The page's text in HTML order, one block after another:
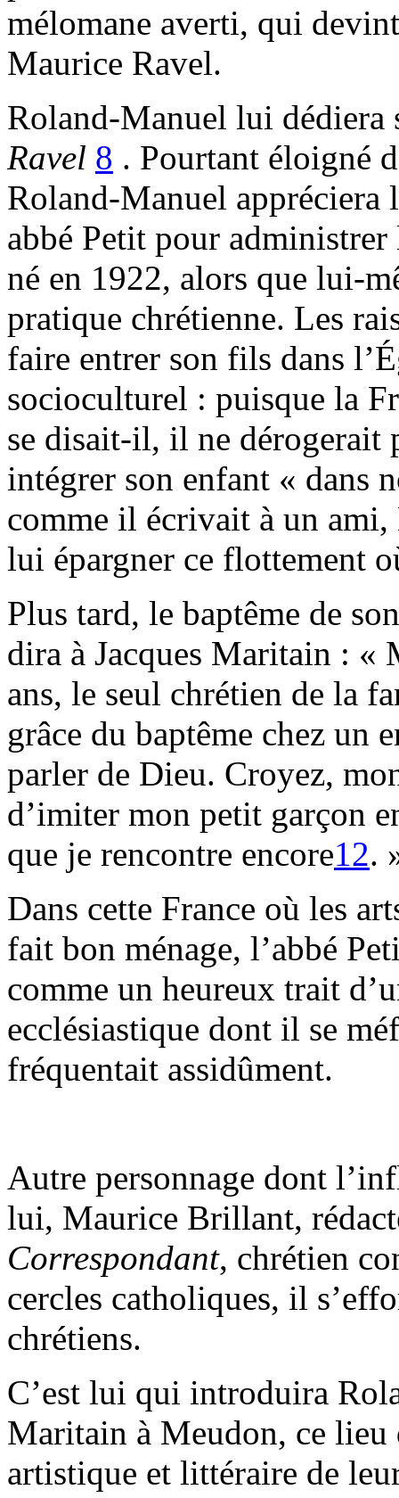
mélomane averti, qui
Maurice Ravel.
Roland-Manuel lui dédiera
Ravel 8 . Pourtant éloigné
Roland-Manuel
abbé Petit pour
né en 1922, alors que lui-
pratique chrétienne. Les
faire entrer son fils dans
socioculturel : puisque la
se disait-il, il ne dérogerait
intégrer son enfant « dans
comme il écrivait à un
lui épargner ce flottement
Plus tard, le baptême de
dira à Jacques Maritain : «
ans, le seul chrétien de la
grâce du baptême chez un
parler de Dieu. Croyez,
d’imiter mon petit garçon
que je rencontre encore12.
Dans cette France où les
fait bon ménage, l’abbé
comme un heureux trait
ecclésiastique dont il se
fréquentait assidûment.
Autre personnage dont
lui, Maurice Brillant,
Correspondant, chrétien
cercles catholiques, il
chrétiens.
C’est lui qui introduira
Maritain à Meudon, ce lieu
artistique et littéraire de